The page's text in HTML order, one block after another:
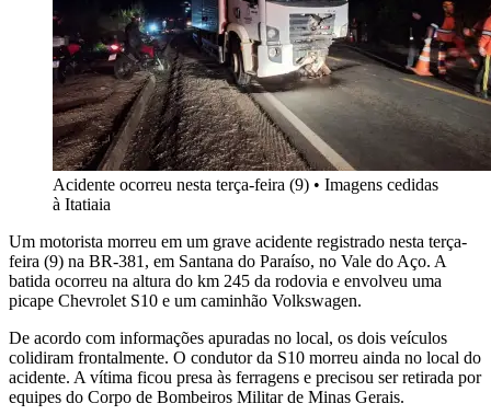
Acidente ocorreu nesta terça-feira (9) • Imagens cedidas
à Itatiaia
Um motorista morreu em um grave acidente registrado nesta terça-
feira (9) na BR-381, em Santana do Paraíso, no Vale do Aço. A
batida ocorreu na altura do km 245 da rodovia e envolveu uma
picape Chevrolet S10 e um caminhão Volkswagen.
De acordo com informações apuradas no local, os dois veículos
colidiram frontalmente. O condutor da S10 morreu ainda no local do
acidente. A vítima ficou presa às ferragens e precisou ser retirada por
equipes do Corpo de Bombeiros Militar de Minas Gerais.